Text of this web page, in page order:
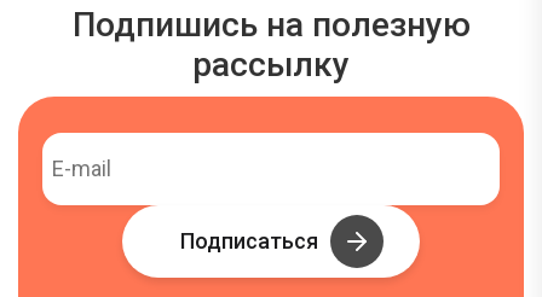
Подпишись на полезную
рассылку
Подписаться